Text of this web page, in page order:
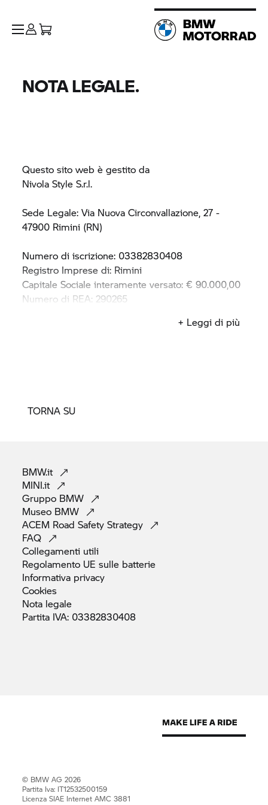
NOTA LEGALE.
Questo sito web è gestito da
Nivola Style S.r.l.
Sede Legale: Via Nuova Circonvallazione, 27 -
47900 Rimini (RN)
Numero di iscrizione: 03382830408
Registro Imprese di: Rimini
Capitale Sociale interamente versato: € 90.000,00
Numero di REA: 290265
+ Leggi di più
TORNA SU
BMW.it
MINI.it
Gruppo BMW
Museo BMW
ACEM Road SafetyStrategy
FAQ
Collegamenti utili
Regolamento UE sulle batterie
Informativa privacy
Cookies
Nota legale
Partita IVA: 03382830408
© BMW AG 2026
Partita Iva: IT12532500159
Licenza SIAE Internet AMC 3881